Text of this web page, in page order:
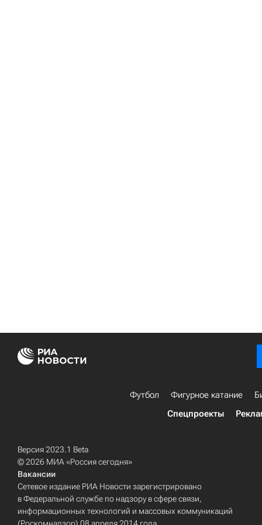
Футбол Фигурное катание
Спецпроекты
Версия 2023.1 Beta
© 2026 МИА «Россия сегодня»
Вакансии
Сетевое издание РИА Новости зарегистрировано
в Федеральной службе по надзору в сфере связи,
информационных технологий и массовых коммуникаций